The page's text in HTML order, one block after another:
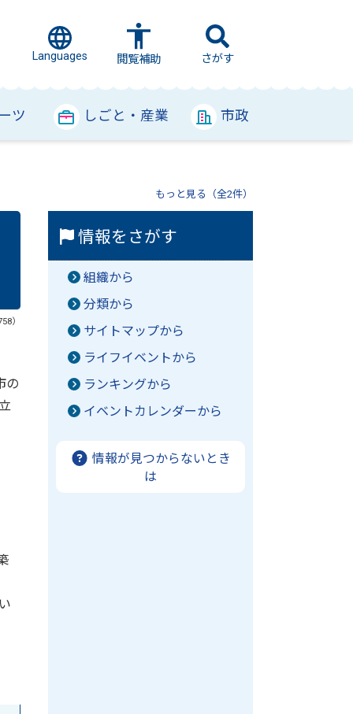
Languages 閲覧補助 さがす
ツ しごと・産業 市政
もっと見る（全2件）
）
の
情報をさがす
組織から
分類から
サイトマップから
ライフイベントから
ランキングから
イベントカレンダーから
情報が見つからないとき
は